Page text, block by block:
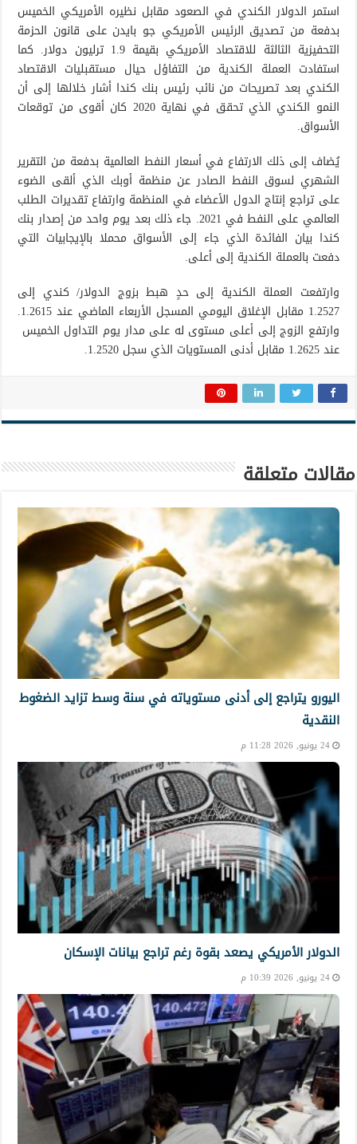
استمر الدولار الكندي في الصعود مقابل نظيره الأمريكي الخميس
بدفعة من تصديق الرئيس الأمريكي جو بايدن على قانون الحزمة
التحفيزية الثالثة للاقتصاد الأمريكي بقيمة 1.9 ترليون دولار. كما
استفادت العملة الكندية من التفاؤل حيال مستقبليات الاقتصاد
الكندي بعد تصريحات من نائب رئيس بنك كندا أشار خلالها إلى أن
النمو الكندي الذي تحقق في نهاية 2020 كان أقوى من توقعات
الأسواق.
يُضاف إلى ذلك الارتفاع في أسعار النفط العالمية بدفعة من التقرير
الشهري لسوق النفط الصادر عن منظمة أوبك الذي ألقى الضوء
على تراجع إنتاج الدول الأعضاء في المنظمة وارتفاع تقديرات الطلب
العالمي على النفط في 2021. جاء ذلك بعد يوم واحد من إصدار بنك
كندا بيان الفائدة الذي جاء إلى الأسواق محملا بالإيجابيات التي
دفعت بالعملة الكندية إلى أعلى.
وارتفعت العملة الكندية إلى حدٍ هبط بزوج الدولار/ كندي إلى
1.2527 مقابل الإغلاق اليومي المسجل الأربعاء الماضي عند 1.2615.
وارتفع الزوج إلى أعلى مستوى له على مدار يوم التداول الخميس
عند 1.2625 مقابل أدنى المستويات الذي سجل 1.2520.
مقالات متعلقة
اليورو يتراجع إلى أدنى مستوياته في سنة وسط تزايد الضغوط
النقدية
24 يونيو, 2026 11:28 م
الدولار الأمريكي يصعد بقوة رغم تراجع بيانات الإسكان
24 يونيو, 2026 10:39 م